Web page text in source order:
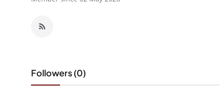
Followers (0)